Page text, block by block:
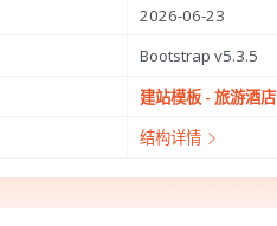
2026-06-23
Bootstrap v5.3.5
建站模板 - 旅游酒店
结构详情